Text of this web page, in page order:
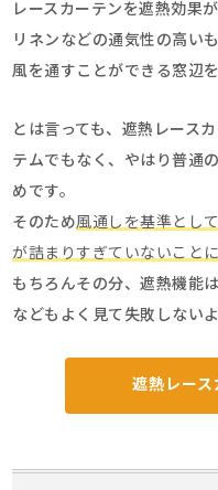
レースカーテンを遮熱効果
リネンなどの通気性の高い
風を通すことができる窓辺
とは言っても、遮熱レース
テムでもなく、やはり普通
めです。
そのため風通しを基準とし
が詰まりすぎていないこと
もちろんその分、遮熱機能
などもよく見て失敗しない
遮熱レース